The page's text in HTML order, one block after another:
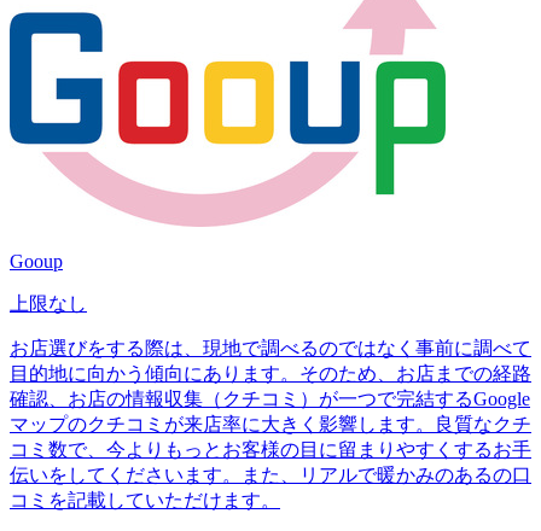
Gooup
上限なし
お店選びをする際は、現地で調べるのではなく事前に調べて
目的地に向かう傾向にあります。そのため、お店までの経路
確認、お店の情報収集（クチコミ）が一つで完結するGoogle
マップのクチコミが来店率に大きく影響します。良質なクチ
コミ数で、今よりもっとお客様の目に留まりやすくするお手
伝いをしてくださいます。また、リアルで暖かみのあるの口
コミを記載していただけます。